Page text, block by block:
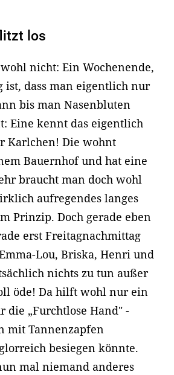
los
nicht: Ein Wochenende,
ist, dass man eigentlich nur
bis man Nasenbluten
Eine kennt das eigentlich
Karlchen! Die wohnt
Bauernhof und hat eine
braucht man doch wohl
aufregendes langes
Prinzip. Doch gerade eben
erst Freitagnachmittag
Lou, Briska, Henri und
nichts zu tun außer
öde! Da hilft wohl nur ein
die „Furchtlose Hand" -
mit Tannenzapfen
besiegen könnte.
mal niemand anderes